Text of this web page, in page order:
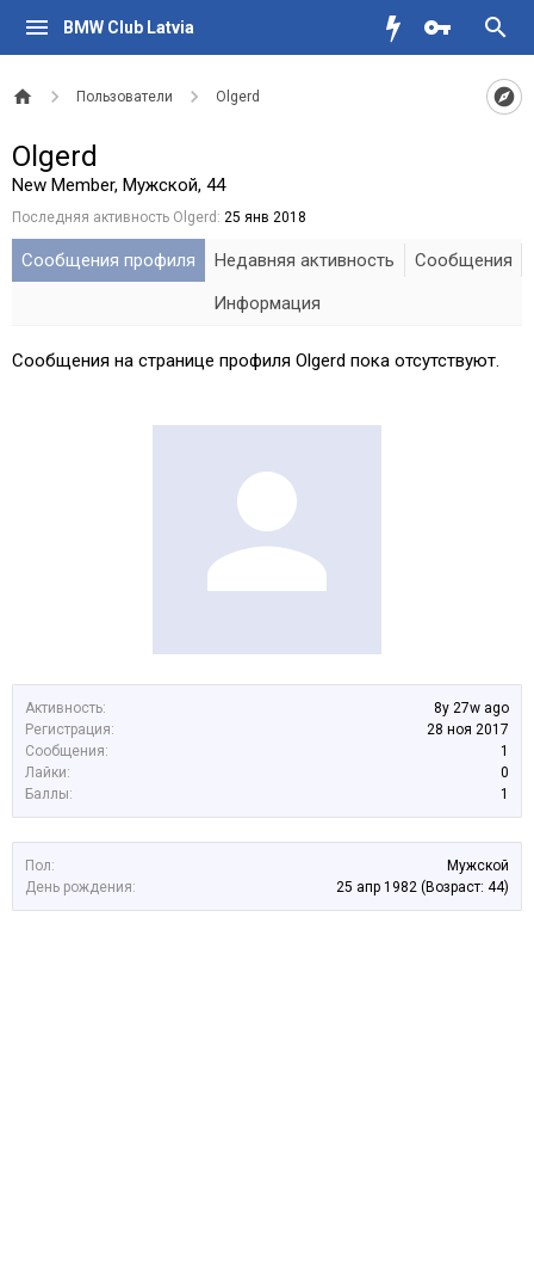
BMW Club Latvia
Пользователи Olgerd
Активность:
8y 27w ago
Регистрация:
28 ноя 2017
Сообщения:
1
Лайки:
0
Баллы:
1
Пол:
Мужской
День рождения:
25 апр 1982 (Возраст: 44)
Olgerd
New Member, Мужской, 44
Последняя активность Olgerd: 25 янв 2018
Сообщения профиля Недавняя активность
Сообщения
Информация
Сообщения на странице профиля Olgerd пока отсутствуют.